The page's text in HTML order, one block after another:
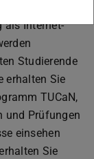
mit
als Internet-
Studierende
erhalten Sie
TUCaN,
und Prüfungen
einsehen
Sie